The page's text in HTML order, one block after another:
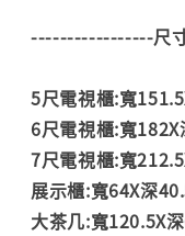
-----------------尺
5尺電視櫃:寬
6尺電視櫃:寬
7尺電視櫃:寬
展示櫃:寬64X深
大茶几:寬120.5X